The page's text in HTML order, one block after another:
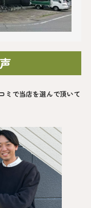
ミで当店を選んで頂いて